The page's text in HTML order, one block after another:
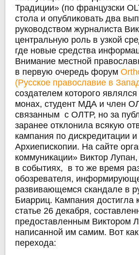
Традиции» (по французски
стола и опубликовать два
руководством журналиста
центральную роль в узкой
где новые средства
Внимание местной
в первую очередь форум
(Русское православие в
создателем которого
монах, студент МДА и член
связанным с ОЛТР, но за
заранее отклонила всякую
кампания по дискредитации
Архиепископии. На сайте
коммуникации» Виктор
в событиях, в то же время
обозревателя,
развивающемся скандале в
Биарриц. Кампания достигла
статье 26 декабря,
предоставленным Виктором
написанной им самим. Вот
перехода: